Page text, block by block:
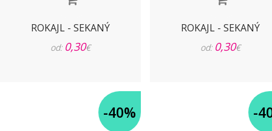
ROKAJL - SEKANÝ
od: 0,30€
ROKAJL - SEKANÝ
od: 0,30€
-40% -